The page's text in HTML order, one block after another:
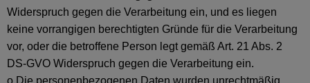
Widerspruch gegen die Verarbeitung ein, und es liegen
keine vorrangigen berechtigten Gründe für die Verarbeitung
vor, oder die betroffene Person legt gemäß Art. 21 Abs. 2
DS-GVO Widerspruch gegen die Verarbeitung ein.
o Die personenbezogenen Daten wurden unrechtmäßig